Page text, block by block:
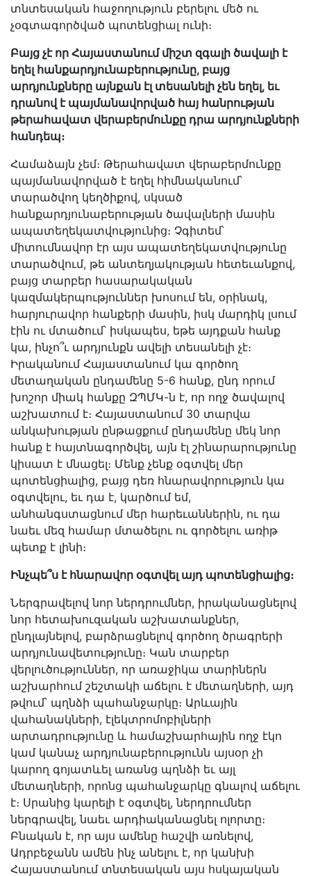
տնտեսական հաջողություն բերելու մեծ ու
չօգտագործված պոտենցիալ ունի։
Բայց չէ որ Հայաստանում միշտ զգալի ծավալի է
եղել հանքարդյունաբերությունը, բայց
արդյունքները այնքան էլ տեսանելի չեն եղել, եւ
դրանով է պայմանավորված հայ հանրության
թերահավատ վերաբերմունքը դրա արդյունքների
հանդեպ։
Համաձայն չեմ։ Թերահավատ վերաբերմունքը
պայմանավորված է եղել հիմնականում՝
տարածվող կեղծիքով, սկսած
հանքարդյունաբերության ծավալների մասին
ապատեղեկատվությունից։ Չգիտեմ՝
միտումնավոր էր այս ապատեղեկատվությունը
տարածվում, թե անտեղյակության հետեւանքով,
բայց տարբեր հասարակական
կազմակերպություններ խոսում են, օրինակ,
հարյուրավոր հանքերի մասին, իսկ մարդիկ լսում
էին ու մտածում՝ իսկապես, եթե այդքան հանք
կա, ինչո՞ւ արդյունքն ավելի տեսանելի չէ։
Իրականում Հայաստանում կա գործող
մետաղական ընդամենը 5-6 հանք, ընդ որում
խոշոր միակ հանքը ԶՊՄԿ-ն է, որ ողջ ծավալով
աշխատում է։ Հայաստանում 30 տարվա
անկախության ընթացքում ընդամենը մեկ նոր
հանք է հայտնագործվել, այն էլ շինարարությունը
կիսատ է մնացել։ Մենք չենք օգտվել մեր
պոտենցիալից, բայց դեռ հնարավորություն կա
օգտվելու, եւ դա է, կարծում եմ,
անհանգստացնում մեր հարեւաններին, ու դա
նաեւ մեզ համար մտածելու ու գործելու առիթ
պետք է լինի։
Ինչպե՞ս է հնարավոր օգտվել այդ պոտենցիալից։
Ներգրավելով նոր ներդրումներ, իրականացնելով
նոր հետախուզական աշխատանքներ,
ընդլայնելով, բարձրացնելով գործող ծրագրերի
արդյունավետությունը։ Կան տարբեր
վերլուծություններ, որ առաջիկա տարիներն
աշխարհում շեշտակի աճելու է մետաղների, այդ
թվում՝ պղնձի պահանջարկը։ Արևային
վահանակների, էլեկտրոմոբիլների
արտադրությունը և համաշխարհային ողջ էկո
կամ կանաչ արդյունաբերությունն այսօր չի
կարող գոյատևել առանց պղնձի եւ այլ
մետաղների, որոնց պահանջարկը գնալով աճելու
է։ Սրանից կարելի է օգտվել, ներդրումներ
ներգրավել, նաեւ արդիականացնել ոլորտը։
Բնական է, որ այս ամենը հաշվի առնելով,
Ադրբեջանն ամեն ինչ անելու է, որ կանխի
Հայաստանում տնտեսական այս հսկայական